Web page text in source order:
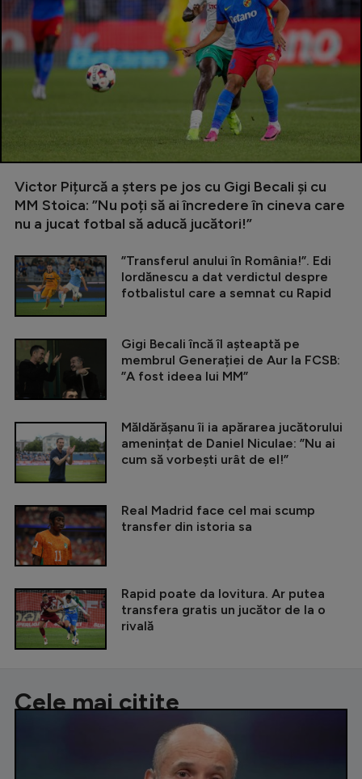
Victor Pițurcă a șters pe jos cu Gigi Becali și cu
MM Stoica: ”Nu poți să ai încredere în cineva care
nu a jucat fotbal să aducă jucători!”
”Transferul anului în România!”. Edi
Iordănescu a dat verdictul despre
fotbalistul care a semnat cu Rapid
Gigi Becali încă îl așteaptă pe
membrul Generației de Aur la FCSB:
”A fost ideea lui MM”
Măldărășanu îi ia apărarea jucătorului
amenințat de Daniel Niculae: ”Nu ai
cum să vorbești urât de el!”
Real Madrid face cel mai scump
transfer din istoria sa
Rapid poate da lovitura. Ar putea
transfera gratis un jucător de la o
rivală
Cele mai citite